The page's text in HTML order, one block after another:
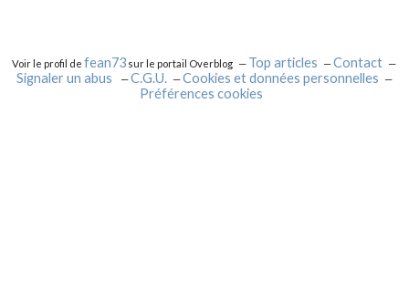
Voir le profil defean73 sur le portail Overblog Top articles
Contact
Signaler un abus
C.G.U.
Cookies et données personnelles
Préférences cookies